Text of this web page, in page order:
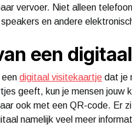
vervoer. Niet alleen
en andere
een
een digitaal visitekaartje dat je
geeft, kun je mensen
ook met een QR-code. Er
namelijk veel meer